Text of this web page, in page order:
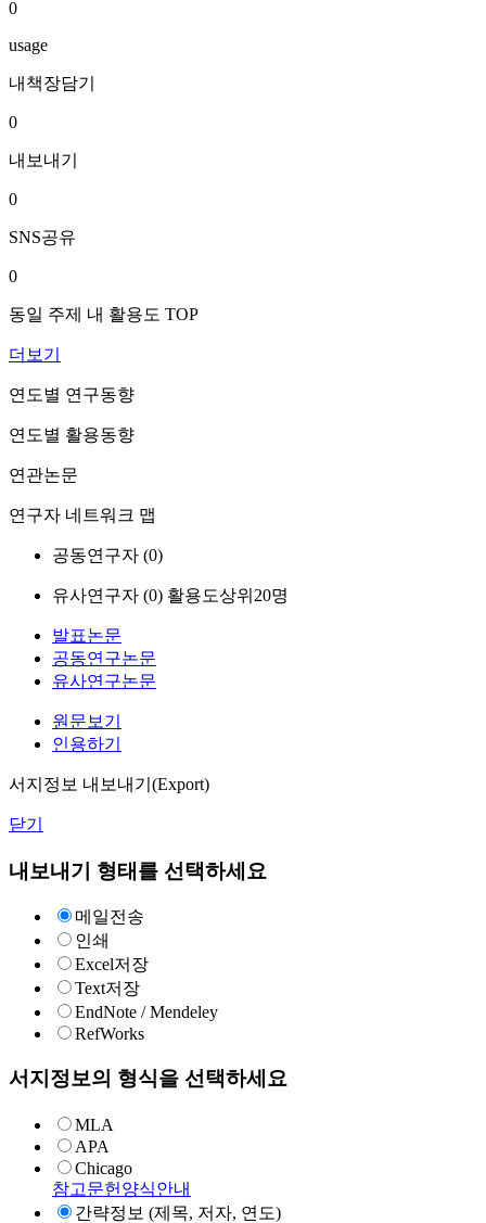
0
usage
내책장담기
0
내보내기
0
SNS공유
0
동일 주제 내 활용도 TOP
더보기
연도별 연구동향
연도별 활용동향
연관논문
연구자 네트워크 맵
공동연구자 (0)
유사연구자 (0) 활용도상위20명
발표논문
공동연구논문
유사연구논문
원문보기
인용하기
서지정보 내보내기(Export)
닫기
내보내기 형태를 선택하세요
메일전송
인쇄
Excel저장
Text저장
EndNote / Mendeley
RefWorks
서지정보의 형식을 선택하세요
MLA
APA
Chicago
참고문헌양식안내
간략정보 (제목, 저자, 연도)